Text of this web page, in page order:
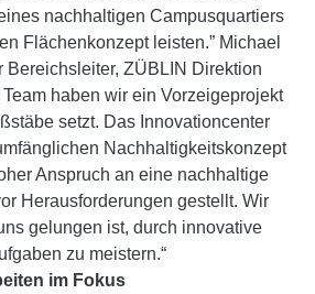
nachhaltigen Campusquartiers
Flächenkonzept leisten.” Michael
Bereichsleiter, ZÜBLIN Direktion
Team haben wir ein Vorzeigeprojekt
setzt. Das Innovationcenter
Nachhaltigkeitskonzept
Anspruch an eine nachhaltige
Herausforderungen gestellt. Wir
gelungen ist, durch innovative
zu meistern.“
im Fokus